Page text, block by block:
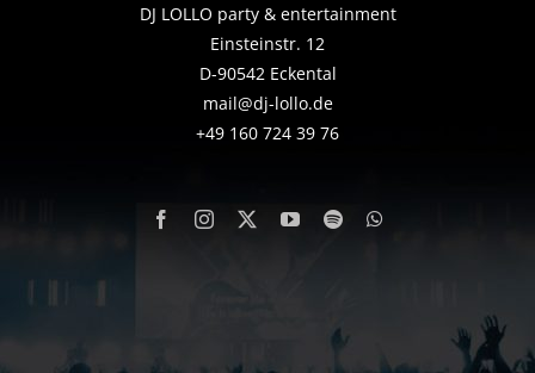
DJ LOLLO party & entertainment
Einsteinstr. 12
D-90542 Eckental
mail@dj-lollo.de
+49 160 724 39 76